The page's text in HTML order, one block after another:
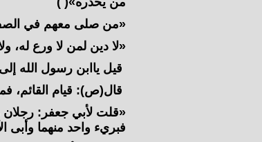
«من صلى معهم في
«لا دين لمن لا ورع له،
قيل ياابن رسول الله
قال(ص): قيام القائم،
«قلت لأبي جعفر: رجلان
فبريء واحد منهما وأبى